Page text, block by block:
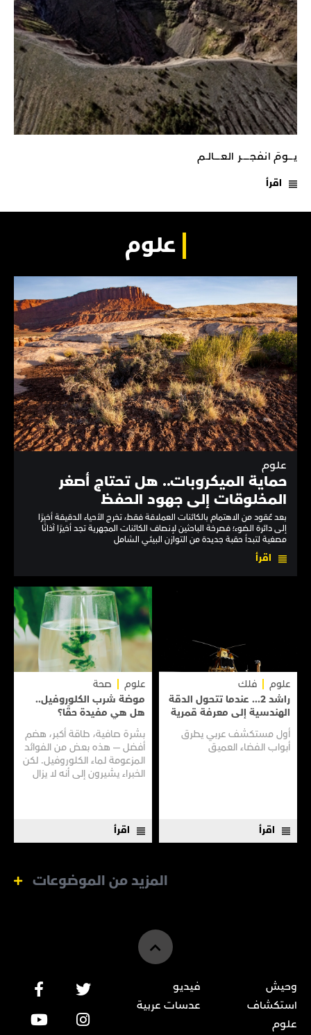
يـــومَ انفجـــــر العــــالـم
اقرأ
علوم
علوم
حماية الميكروبات.. هل تحتاج أصغر
المخلوقات إلى جهود الحفظ
بعد عُقود من الاهتمام بالكائنات العملاقة فقط، تخرج الأحياء الدقيقة أخيرًا
إلى دائرة الضوء؛ فصرخة الباحثين لإنصاف الكائنات المجهرية تجد أخيرًا آذانًا
مصغية لتبدأ حقبة جديدة من التوازن البيئي الشامل
اقرأ
علوم
فلك
راشد 2... عندما تتحول الدقة
الهندسية إلى معرفة قمرية
أول مستكشف عربي يطرق
أبواب الفضاء العميق
اقرأ
علوم
صحة
موضة شرب الكلوروفيل..
هل هي مفيدة حقًا؟
بشرة صافية، طاقة أكبر، هضم
أفضل — هذه بعض من الفوائد
المزعومة لماء الكلوروفيل. لكن
الخبراء يشيرون إلى أنه لا يزال
اقرأ
المزيد من الموضوعات
وحيش
استكشاف
علوم
فيديو
عدسات عربية